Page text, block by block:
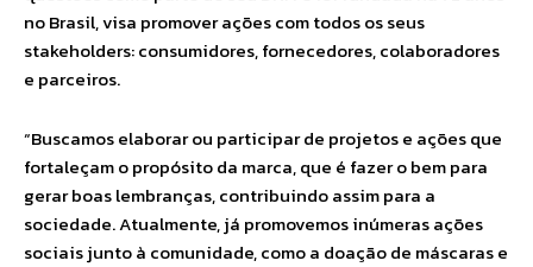
no Brasil, visa promover ações com todos os seus
stakeholders: consumidores, fornecedores, colaboradores
e parceiros.
“Buscamos elaborar ou participar de projetos e ações que
fortaleçam o propósito da marca, que é fazer o bem para
gerar boas lembranças, contribuindo assim para a
sociedade. Atualmente, já promovemos inúmeras ações
sociais junto à comunidade, como a doação de máscaras e